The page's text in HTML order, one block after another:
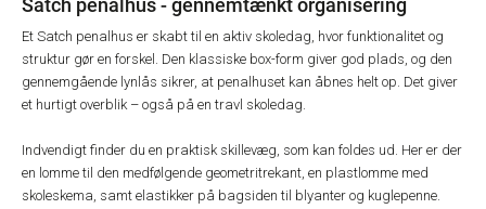
Et Satch penalhus er skabt til en aktiv skoledag, hvor funktionalitet og
struktur gør en forskel. Den klassiske box-form giver god plads, og den
gennemgående lynlås sikrer, at penalhuset kan åbnes helt op. Det giver
et hurtigt overblik – også på en travl skoledag.
Indvendigt finder du en praktisk skillevæg, som kan foldes ud. Her er der
en lomme til den medfølgende geometritrekant, en plastlomme med
skoleskema, samt elastikker på bagsiden til blyanter og kuglepenne.